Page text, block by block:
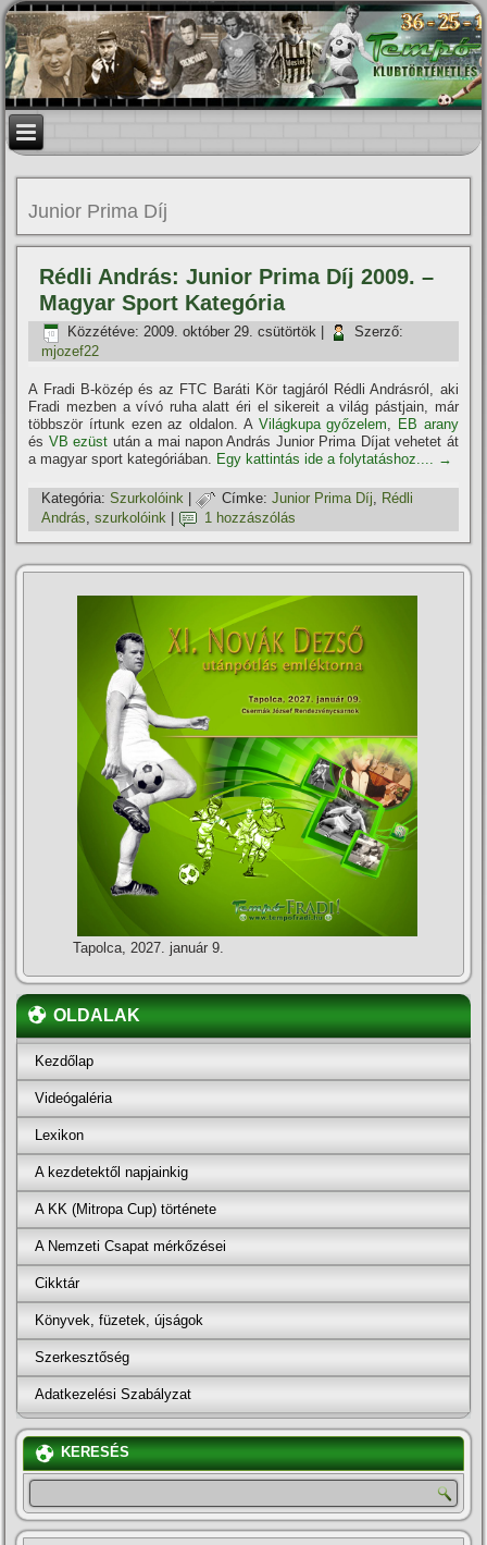
Junior Prima Dí­j
Rédli András: Junior Prima Dí­j 2009. –
Magyar Sport Kategória
Közzétéve: 2009. október 29. csütörtök
Szerző:
mjozef22
A Fradi B-közép és az FTC Baráti Kör tagjáról Rédli Andrásról, aki
Fradi mezben a ví­vó ruha alatt éri el sikereit a világ pástjain, már
többször í­rtunk ezen az oldalon. A Világkupa győzelem, EB arany
és VB ezüst után a mai napon András Junior Prima Dí­jat vehetet át
a magyar sport kategóriában. Egy kattintás ide a folytatáshoz.... →
Kategória: Szurkolóink | Címke: Junior Prima Dí­j, Rédli
András,szurkolóink 1 hozzászólás
Tapolca, 2027. január 9.
OLDALAK
Kezdőlap
Videógaléria
Lexikon
A kezdetektől napjainkig
A KK (Mitropa Cup) története
A Nemzeti Csapat mérkőzései
Cikktár
Könyvek, füzetek, újságok
Szerkesztőség
Adatkezelési Szabályzat
KERESÉS